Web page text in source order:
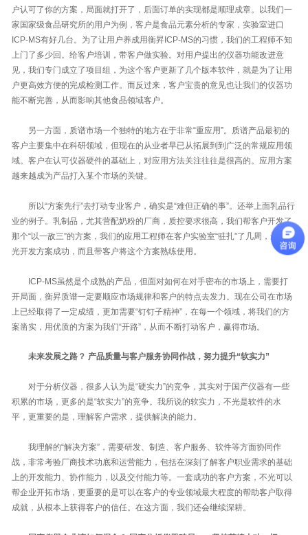
户认可了你的方案，局面就打开了，后面订单的实现都是顺理成章。以我们一
家国家级食品研究所的用户为例，客户是食品元素分析的专家，实验室进口
ICP-MS有好几台。为了让用户养成用衡昇ICP-MS的习惯，我们的工程师不知
上门了多少回。给客户培训，带客户做实验。对用户提出的仪器功能改进意
见，我们专门成立了项目组，为这个客户更新了几个版本软件，就是为了让用
户更高效方便的完成检测工作。而反过来，客户宝贵的意见也让我们的仪器功
能不断完善，从而影响其他食品领域客户。
另一方面，质谱市场一个独特的地方在于非常“重应用”。质谱产品最初的
客户主要集中在科研领域，但现在的从业者早已从拓展到到广泛的常规应用领
域。客户在认可仪器硬件的基础上，对应用方法关注往往是很高的。应用方案
越来越成为产品打入某个市场的关键。
所以“方案先行”去打动专业客户，确实是“难但正确的事”。还举上面乳品行
业的例子。乳制品，尤其营配奶粉的厂商，质控要求很高，我们帮客户开发了
那个“以一敌三”的方案，我们的应用工程师在客户实验室“驻扎”了几周，最终不
光开发方案成功，而且带客户将这个方案熟练使用。
ICP-MS虽然是个成熟的产品，但面对如何在对手密布的市场上，需要打
开局面，衡昇质谱一定要顺应市场规律和客户的特点去发力。现在公司在市场
上已经取得了一定成绩，更加需要“钉钉子精神”，在每一个领域，将我们的方
案凿实，用优质的方案为我们“开路”，从而不断打动客户，赢得市场。
未来发展之路？ 产品质量与客户服务协同作战，努力提升“软实力”
对于分析仪器，很多人认为是“硬实力”的竞争，其实对于国产仪器有一些
积累的市场，更多的是“软实力”的竞争。我所说的软实力，不光是软件的水
平，更重要的是，理解客户需求，提供解决的能力。
我理解的“解决方案”，需要研发、制造、客户服务、软件等方面协同作
战，非常考验厂商技术功底和运营能力，包括在深刻了解客户职业需求的基础
上的开发能力、协作能力，以及交付能力等。一套成功的客户方案，不光可以
帮企业开拓市场，更重要的是可以在客户的专业领域最大程度的帮助客户取得
成就，从根本上获得客户的信任。在这方面，我们还会继续深耕。